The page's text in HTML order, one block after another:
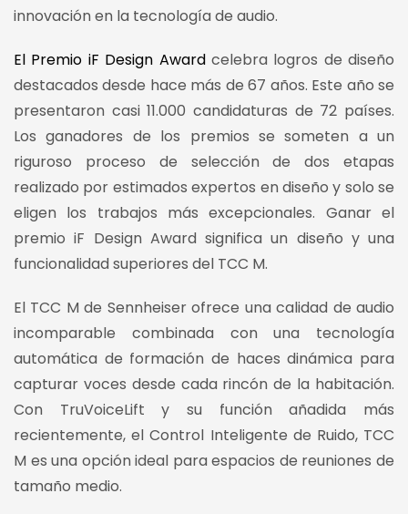
innovación en la tecnología de audio.
El Premio iF Design Awardcelebra logros de diseño
destacados desde hace más de 67 años. Este año se
presentaron casi 11.000 candidaturas de 72 países.
Los ganadores de los premios se someten a un
riguroso proceso de selección de dos etapas
realizado por estimados expertos en diseño y solo se
eligen los trabajos más excepcionales. Ganar el
premio iF Design Award significa un diseño y una
funcionalidad superiores del TCC M.
El TCC M de Sennheiser ofrece una calidad de audio
incomparable combinada con una tecnología
automática de formación de haces dinámica para
capturar voces desde cada rincón de la habitación.
Con TruVoiceLift y su función añadida más
recientemente, el Control Inteligente de Ruido, TCC
M es una opción ideal para espacios de reuniones de
tamaño medio.